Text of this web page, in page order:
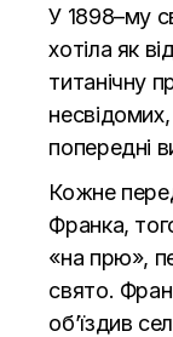
У 1898–му
хотіла як
титанічну
попередні
Кожне
Франка,
«на прю»,
свято.
об’їздив